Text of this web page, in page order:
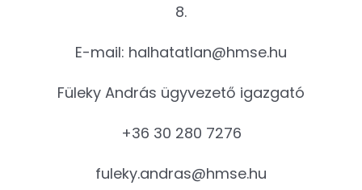
8.
E-mail: halhatatlan@hmse.hu
Füleky András ügyvezető igazgató
+36 30 280 7276
fuleky.andras@hmse.hu